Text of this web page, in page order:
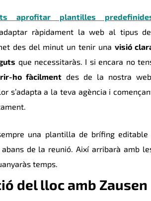
aprofitar plantilles
ràpidament la web al tipus de
des del minut un tenir unavisió
que necessitaràs. I si encara no
ho fàcilment des de la nostra
s’adapta a la teva agència i
una plantilla de brífing editable
de la reunió. Així arribarà amb
temps.
del lloc amb Zausen